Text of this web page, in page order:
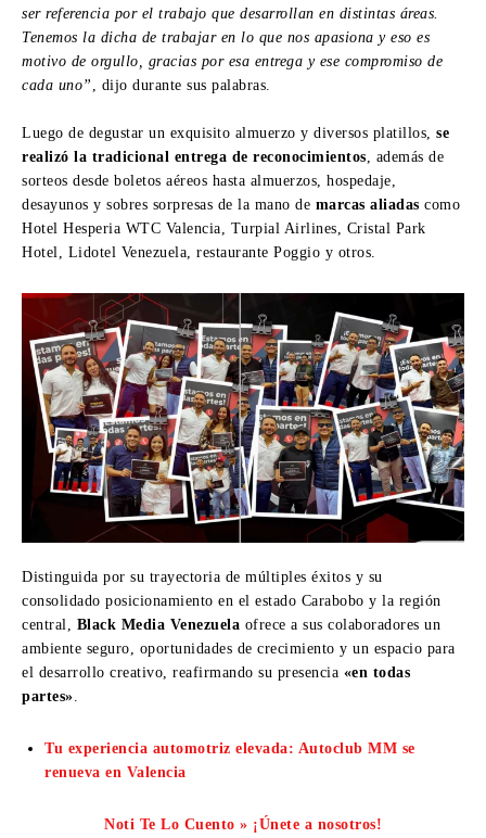
ser referencia por el trabajo que desarrollan en distintas áreas.
Tenemos la dicha de trabajar en lo que nos apasiona y eso es
motivo de orgullo, gracias por esa entrega y ese compromiso de
cada uno” , dijo durante sus palabras.
‎Luego de degustar un exquisito almuerzo y diversos platillos, se
realizó la tradicional entrega de reconocimientos, además de
sorteos desde boletos aéreos hasta almuerzos, hospedaje,
desayunos y sobres sorpresas de la mano de marcas aliadas como
Hotel Hesperia WTC Valencia, Turpial Airlines, Cristal Park
Hotel, Lidotel Venezuela, restaurante Poggio y otros.
Distinguida por su trayectoria de múltiples éxitos y su
consolidado posicionamiento en el estado Carabobo y la región
central, Black Media Venezuela ofrece a sus colaboradores un
ambiente seguro, oportunidades de crecimiento y un espacio para
el desarrollo creativo, reafirmando su presencia «en todas
partes».
Tu experiencia automotriz elevada: Autoclub MM se
renueva en Valencia
Noti Te Lo Cuento » ¡Únete a nosotros!